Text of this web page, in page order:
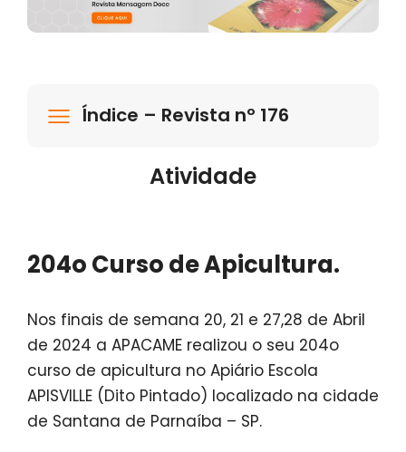
Índice – Revista nº 176
Atividade
204o Curso de Apicultura.
Nos finais de semana 20, 21 e 27,28 de Abril
de 2024 a APACAME realizou o seu 204o
curso de apicultura no Apiário Escola
APISVILLE (Dito Pintado) localizado na cidade
de Santana de Parnaíba – SP.